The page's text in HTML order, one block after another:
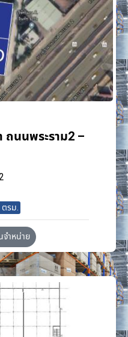
ถนนพระราม2 –
รม.
ำหน่าย